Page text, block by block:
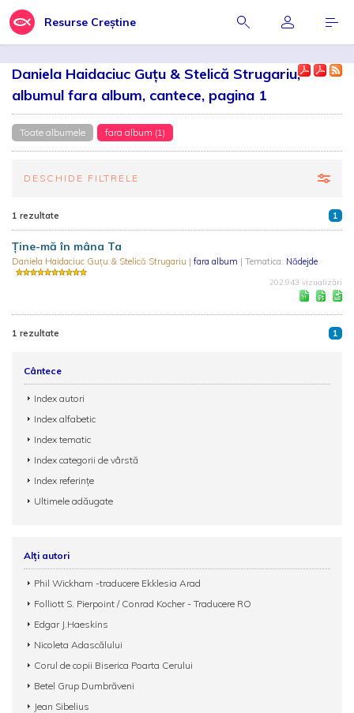
Resurse Creștine
Daniela Haidaciuc Guțu & Stelică Strugariu,
albumul fara album, cantece, pagina 1
Toate albumele fara album (1)
DESCHIDE FILTRELE
1 rezultate 1
Ţine-mă în mâna Ta
Daniela Haidaciuc Guțu & Stelică Strugariu | fara album | Tematica: Nădejde
202.943 vizualizări
1 rezultate 1
Cântece
Index autori
Index alfabetic
Index tematic
Index categorii de vârstă
Index referințe
Ultimele adăugate
Alți autori
Phil Wickham -traducere Ekklesia Arad
Folliott S. Pierpoint / Conrad Kocher - Traducere RO
Edgar J.Haeskins
Nicoleta Adascălului
Corul de copii Biserica Poarta Cerului
Betel Grup Dumbrăveni
Jean Sibelius